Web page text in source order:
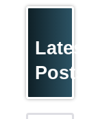
Latest
Posts